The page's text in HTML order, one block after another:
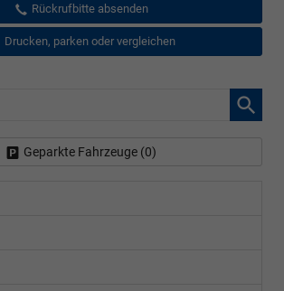
Rückrufbitte absenden
Drucken, parken oder vergleichen
Geparkte Fahrzeuge (0)